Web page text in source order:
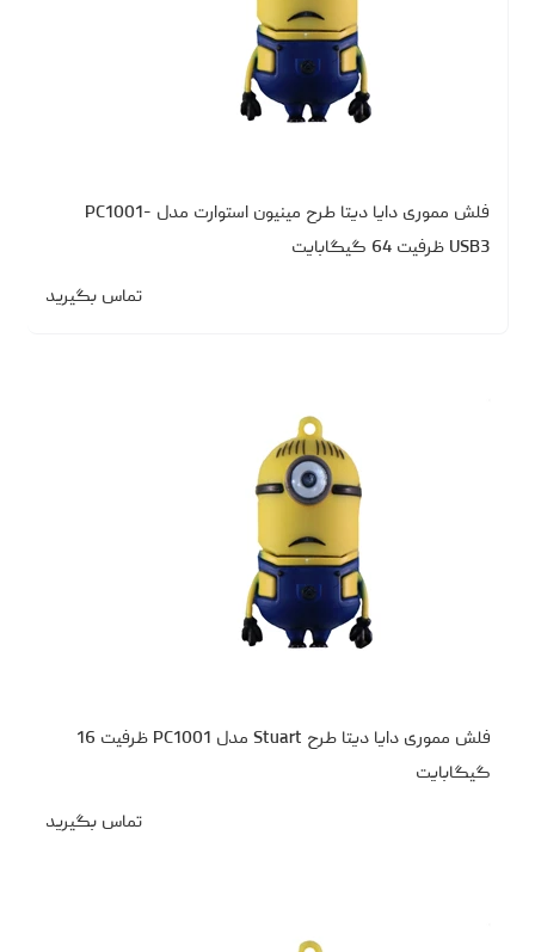
فلش مموری دایا دیتا طرح مینیون استوارت مدل PC1001-
USB3 ظرفیت 64 گیگابایت
تماس بگیرید
فلش مموری دایا دیتا طرح Stuart مدل PC1001 ظرفیت 16
گیگابایت
تماس بگیرید